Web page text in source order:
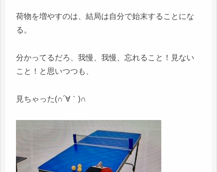
荷物を増やすのは、結局は自分で始末することにな
る。
分かってるだろ、我慢、我慢、忘れること！見ない
こと！と思いつつも、
見ちゃった(∩´∀｀)∩